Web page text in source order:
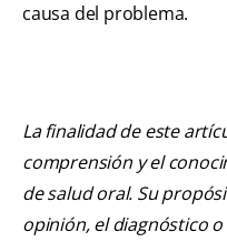
causa del problema.
La finalidad de este
comprensión y el
de salud oral. Su
opinión, el diagnóstico